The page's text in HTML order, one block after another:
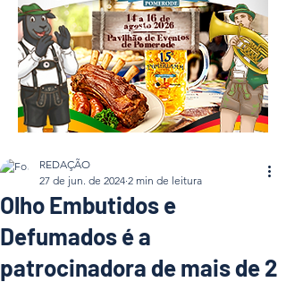
Olho Embutidos e
Defumados é a
patrocinadora de mais de 2
REDAÇÃO
27 de jun. de 2024 2 min de leitura